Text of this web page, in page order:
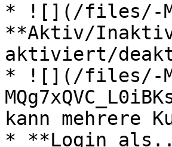
* ![](/files/-
**Aktiv/
aktiviert/
* ![](/files/-
kann mehrere
* **Login